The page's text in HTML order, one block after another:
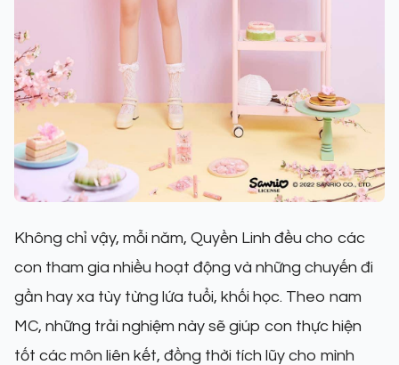
Không chỉ vậy, mỗi năm, Quyền Linh đều cho các
con tham gia nhiều hoạt động và những chuyến đi
gần hay xa tùy từng lứa tuổi, khối học. Theo nam
MC, những trải nghiệm này sẽ giúp con thực hiện
tốt các môn liên kết, đồng thời tích lũy cho mình